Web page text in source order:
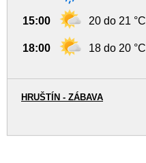
15:00 20 do 21 °C
18:00 18 do 20 °C
HRUŠTÍN - ZÁBAVA